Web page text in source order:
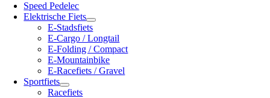
Speed Pedelec
Elektrische Fiets
E-Stadsfiets
E-Cargo / Longtail
E-Folding / Compact
E-Mountainbike
E-Racefiets / Gravel
Sportfiets
Racefiets